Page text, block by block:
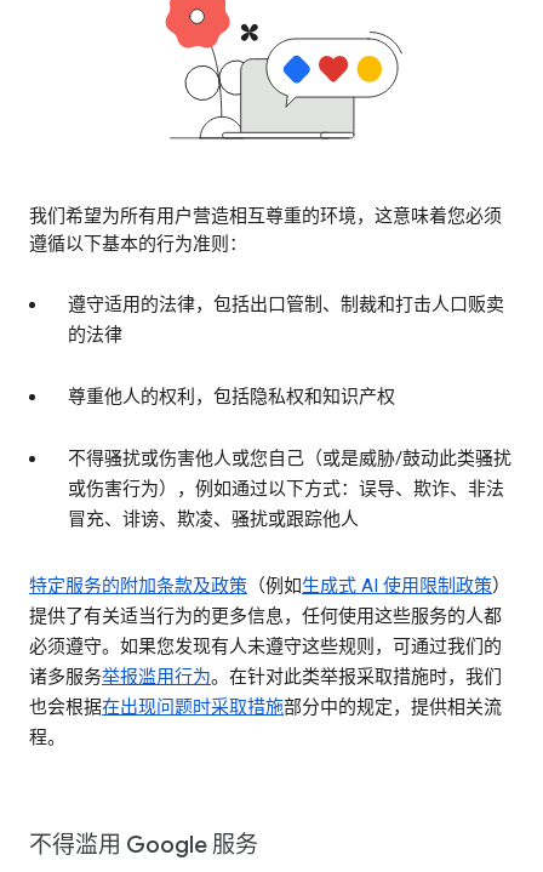
我们希望为所有用户营造相互尊重的环境，这意味着您必须
遵循以下基本的行为准则：
遵守适用的法律，包括出口管制、制裁和打击人口贩卖
的法律
尊重他人的权利，包括隐私权和知识产权
不得骚扰或伤害他人或您自己（或是威胁/鼓动此类骚扰
或伤害行为），例如通过以下方式：误导、欺诈、非法
冒充、诽谤、欺凌、骚扰或跟踪他人
特定服务的附加条款及政策 （例如生成式 AI 使用限制政策）
提供了有关适当行为的更多信息，任何使用这些服务的人都
必须遵守。如果您发现有人未遵守这些规则，可通过我们的
诸多服务举报滥用行为。在针对此类举报采取措施时，我们
也会根据在出现问题时采取措施部分中的规定，提供相关流
程。
不得滥用 Google 服务